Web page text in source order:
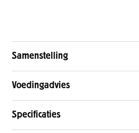
Samenstelling
Voedingadvies
Specificaties